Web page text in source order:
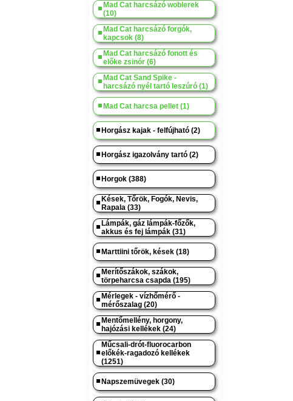
Mad Cat harcsázó woblerek
(10)
Mad Cat harcsázó forgók,
kapcsok (8)
Mad Cat harcsázó fonott és
előke zsinór (6)
Mad Cat Sand Spike -
harcsázó nyél tartó leszúró (1)
Mad Cat harcsa pellet (1)
Horgász kajak - felfújható (2)
Horgász igazolvány tartó (2)
Horgok (388)
Kések, Tőrök, Fogók, Nevis,
Rapala (33)
Lámpák, gáz lámpák-főzők,
akkus és fej lámpák (31)
Marttiini tőrök, kések (18)
Merítőszákok, szákok,
törpeharcsa csapda (195)
Mérlegek - vízhőmérő -
mérőszalag (20)
Mentőmellény, horgony,
hajózási kellékek (24)
Műcsali-drót-fluorocarbon
előkék-ragadozó kellékek
(1251)
Napszemüvegek (30)